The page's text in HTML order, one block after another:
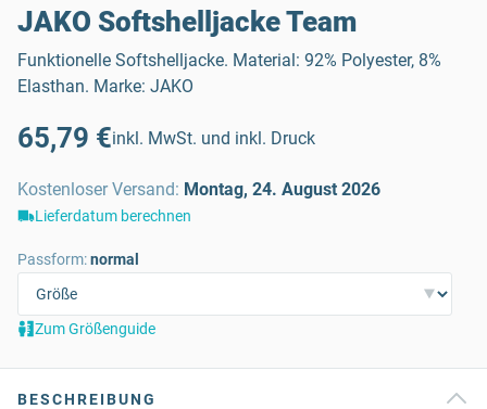
JAKO Softshelljacke Team
Funktionelle Softshelljacke. Material: 92% Polyester, 8%
Elasthan. Marke: JAKO
65,79 €inkl. MwSt. und inkl. Druck
Kostenloser Versand: Montag, 24. August 2026
Lieferdatum berechnen
Passform:normal
Zum Größenguide
BESCHREIBUNG